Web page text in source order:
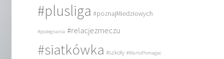
#plusliga #poznajMiedziowych
#pożegnania #relacjezmeczu
#siatkówka #szkoły #WartoPomagac